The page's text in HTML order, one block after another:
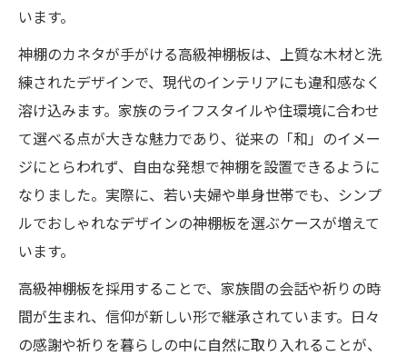
高級神棚板による現代空間への調和術
高級神棚板が叶える現代の調和インテリア
術
神棚のカネタが提案する空間コーディネー
ト法
神棚・高級神棚板で住まいを格上げする秘
神棚が自然に馴染む現代的な部屋作りの工
夫
伝統と現代を繋ぐ神棚の配置ポイント
います。
神棚のカネタが手がける高級神棚板は、上質な木材と洗
練されたデザインで、現代のインテリアにも違和感なく
溶け込みます。家族のライフスタイルや住環境に合わせ
て選べる点が大きな魅力であり、従来の「和」のイメー
ジにとらわれず、自由な発想で神棚を設置できるように
なりました。実際に、若い夫婦や単身世帯でも、シンプ
ルでおしゃれなデザインの神棚板を選ぶケースが増えて
います。
高級神棚板を採用することで、家族間の会話や祈りの時
間が生まれ、信仰が新しい形で継承されています。日々
の感謝や祈りを暮らしの中に自然に取り入れることが、